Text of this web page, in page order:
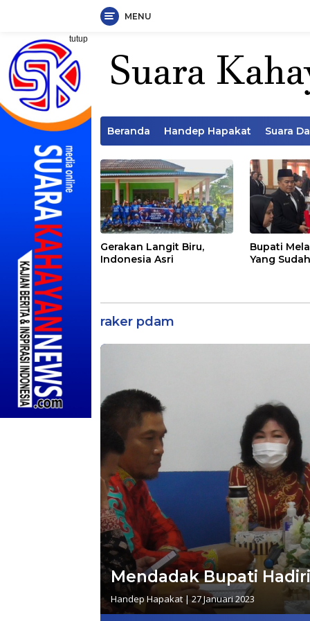
Langsung
konten
MENU
tutup
Beranda Handep Hapakat Suara
Gerakan Langit Biru,
Indonesia Asri
Bupati
Yang
raker pdam
Mendadak Bupati
Handep Hapakat | 27 Januari 2023